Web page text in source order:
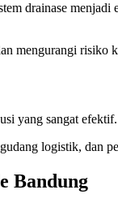
drainase
mengurangi risiko
yang sangat
logistik, dan
Bandung